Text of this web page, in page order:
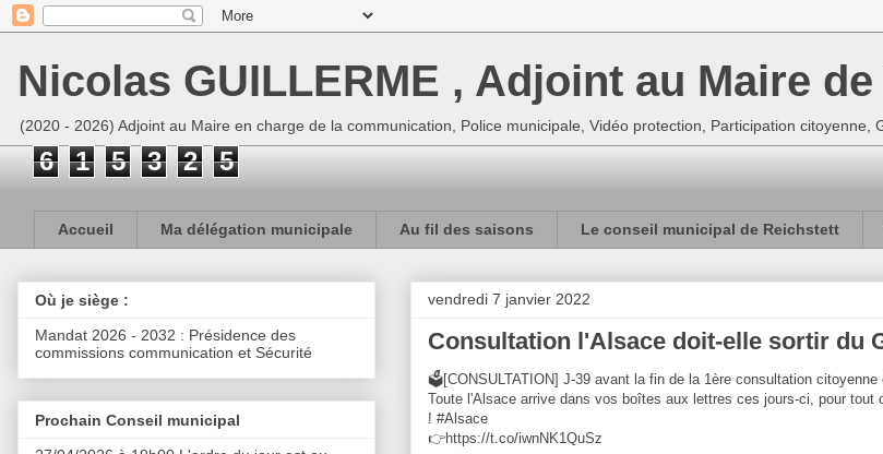
Nicolas GUILLERME , Adjoint au Maire
(2020 - 2026) Adjoint au Maire en charge de la communication, Police municipale, Vidéo protection, Participation citoyenne,
6 1 5 3 2 5
Accueil Ma délégation municipale Au fil des saisons Le conseil municipal de Reichstett
vendredi 7 janvier 2022
Consultation l'Alsace doit-elle sortir du
🗳[CONSULTATION] J-39 avant la fin de la 1ère consultation
Toute l'Alsace arrive dans vos boîtes aux lettres ces jours-ci, pour tout
! #Alsace
👉https://t.co/iwnNK1QuSz
Où je siège :
Mandat 2026 - 2032 : Présidence des
commissions communication et Sécurité
Prochain Conseil municipal